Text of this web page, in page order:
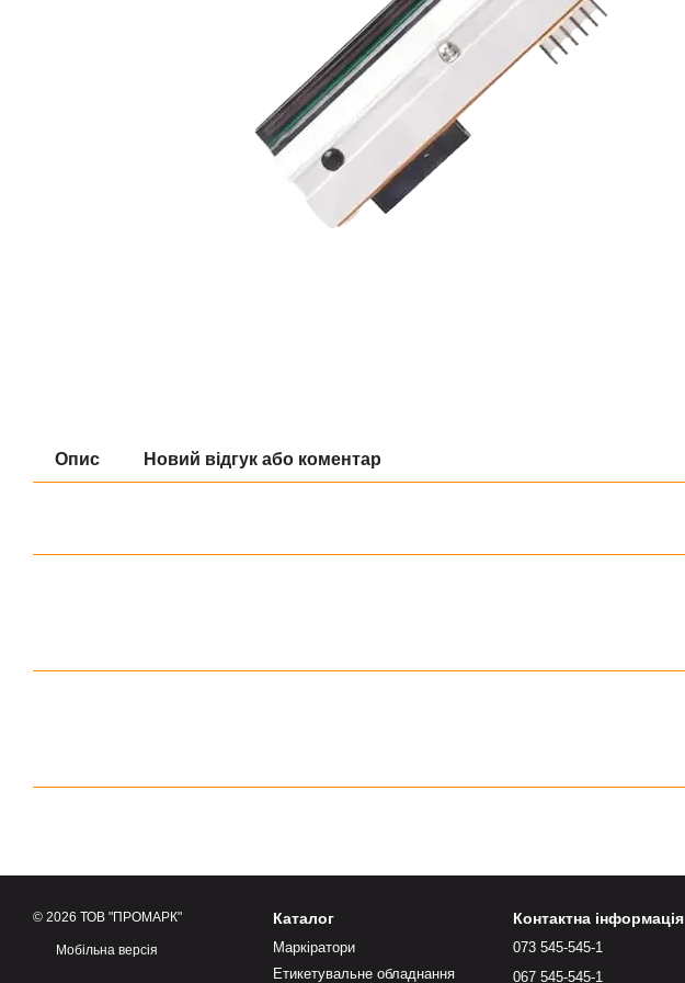
Опис Новий відгук або коментар
© 2026 ТОВ "ПРОМАРК"
Мобільна версія
Каталог
Маркіратори
Етикетувальне обладнання
Контактна інформація
073 545-545-1
067 545-545-1